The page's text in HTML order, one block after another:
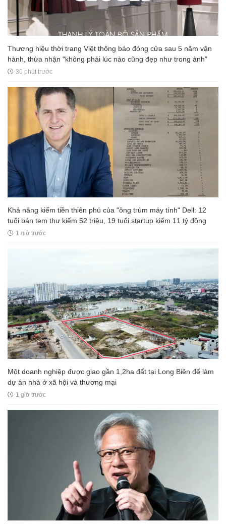
Thương hiệu thời trang Việt thông báo đóng cửa sau 5 năm vận
hành, thừa nhận "không phải lúc nào cũng đẹp như trong ảnh"
30 phút trước
Khả năng kiếm tiền thiên phú của "ông trùm máy tính" Dell: 12
tuổi bán tem thư kiếm 52 triệu, 19 tuổi startup kiếm 11 tỷ đồng
1 giờ trước
Một doanh nghiệp được giao gần 1,2ha đất tại Long Biên để làm
dự án nhà ở xã hội và thương mại
1 giờ trước